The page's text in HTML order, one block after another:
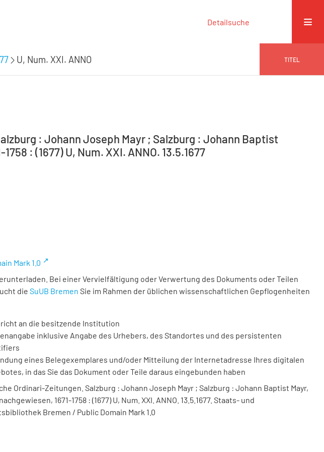
Detailsuche
U, Num. XXI. ANNO TITEL
: Johann Joseph Mayr ; Salzburg : Johann Baptist
: (1677) U, Num. XXI. ANNO. 13.5.1677
Mark 1.0
Bei einer Vervielfältigung oder Verwertung des Dokuments oder Teilen
die SuUB Bremen Sie im Rahmen der üblichen wissenschaftlichen Gepflogenheiten
an die besitzende Institution
inklusive Angabe des Urhebers, des Standortes und des persistenten
eines Belegexemplares und/oder Mitteilung der Internetadresse Ihres digitalen
in das Sie das Dokument oder Teile daraus eingebunden haben
Ordinari-Zeitungen. Salzburg : Johann Joseph Mayr ; Salzburg : Johann Baptist Mayr,
nachgewiesen, 1671-1758 : (1677) U, Num. XXI. ANNO. 13.5.1677. Staats- und
Bremen / Public Domain Mark 1.0